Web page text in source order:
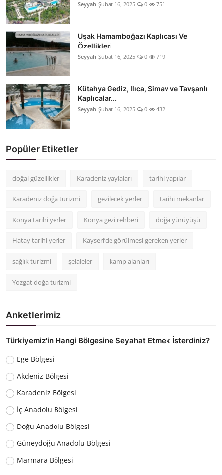
Seyyah Şubat 16, 2025 0 751
Uşak Hamamboğazı Kaplıcası Ve
Özellikleri
Seyyah Şubat 16, 2025 0 719
Kütahya Gediz, Ilıca, Simav ve Tavşanlı
Kaplıcalar...
Seyyah Şubat 16, 2025 0 432
Popüler Etiketler
doğal güzellikler Karadeniz yaylaları tarihi yapılar
Karadeniz doğa turizmi gezilecek yerler tarihi mekanlar
Konya tarihi yerler Konya gezi rehberi doğa yürüyüşü
Hatay tarihi yerler Kayseri’de görülmesi gereken yerler
sağlık turizmi şelaleler kamp alanları
Yozgat doğa turizmi
Anketlerimiz
Türkiyemiz'in Hangi Bölgesine Seyahat Etmek İsterdiniz?
Ege Bölgesi
Akdeniz Bölgesi
Karadeniz Bölgesi
İç Anadolu Bölgesi
Doğu Anadolu Bölgesi
Güneydoğu Anadolu Bölgesi
Marmara Bölgesi